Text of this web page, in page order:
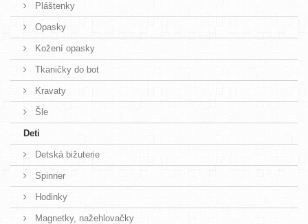
Pláštenky
Opasky
Kožení opasky
Tkaničky do bot
Kravaty
Šle
Deti
Detská bižuterie
Spinner
Hodinky
Magnetky, nažehlovačky